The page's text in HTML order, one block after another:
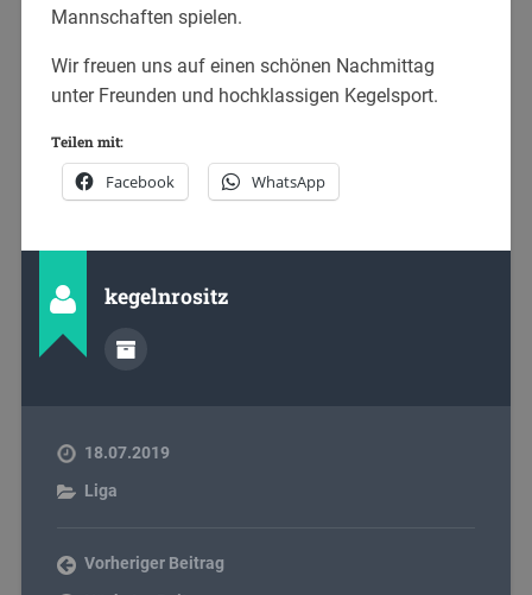
Mannschaften spielen.
Wir freuen uns auf einen schönen Nachmittag
unter Freunden und hochklassigen Kegelsport.
Teilen mit:
Facebook WhatsApp
kegelnrositz
18.07.2019
Liga
Vorheriger Beitrag